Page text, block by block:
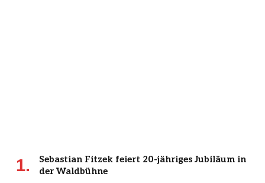
Sebastian Fitzek feiert 20-jähriges Jubiläum in
der Waldbühne